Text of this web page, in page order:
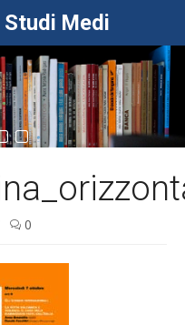
Medi
0